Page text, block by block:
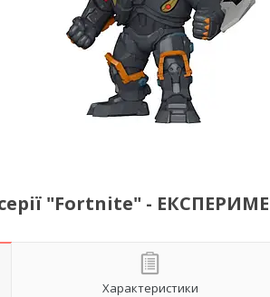
серії "Fortnite" -
Характеристики